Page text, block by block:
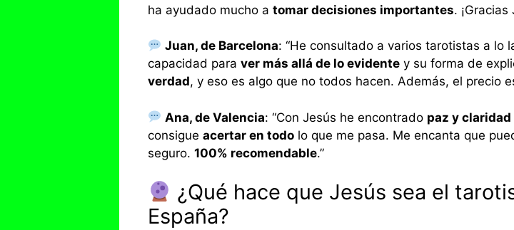
ha ayudado mucho a tomar decisiones importantes. ¡Gracias
Juan, de Barcelona: “He consultado a varios tarotistas a lo
capacidad para ver más allá de lo evidente y su forma de
verdad, y eso es algo que no todos hacen. Además, el precio
Ana, de Valencia: “Con Jesús he encontrado paz y claridad
consigue acertar en todo lo que me pasa. Me encanta que
seguro. 100% recomendable.”
¿Qué hace que Jesús sea el
España?